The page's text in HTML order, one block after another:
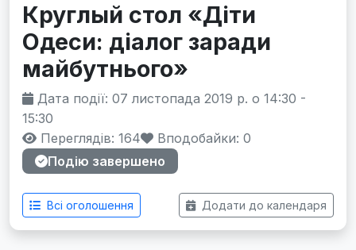
Круглый стол «Діти
Одеси: діалог заради
майбутнього»
Дата події: 07 листопада 2019 р. о 14:30 -
15:30
Переглядів: 164
Вподобайки: 0
Подію завершено
Всі оголошення Додати до календаря